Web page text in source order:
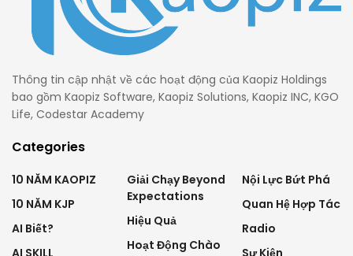
Thông tin cập nhật về các hoạt động của Kaopiz Holdings
bao gồm Kaopiz Software, Kaopiz Solutions, Kaopiz INC, KGO
Life, Codestar Academy
Categories
10 NĂM KAOPIZ
10 NĂM KJP
AI Biết?
Giải Chạy Beyond
Expectations
Hiệu Quả
Hoạt Động Chào
Nội Lực Bứt Phá
Quan Hệ Hợp Tác
Radio